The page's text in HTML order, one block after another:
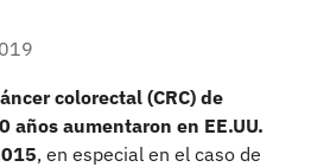
colorectal (CRC) de
años aumentaron en EE.UU.
, en especial en el caso de